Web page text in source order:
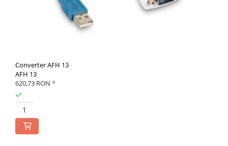
Converter AFH 13
AFH 13
620,73 RON *